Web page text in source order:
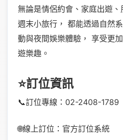
無論是情侶約會、家庭出遊
週末小旅行， 都能透過自然
動與夜間娛樂體驗， 享受更
遊樂趣。
⭐訂位資訊
📞訂位專線：02-2408-1789
🌐線上訂位：官方訂位系統